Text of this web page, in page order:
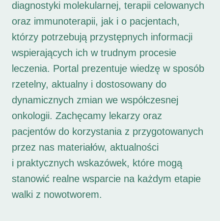
diagnostyki molekularnej, terapii celowanych
oraz immunoterapii, jak i o pacjentach,
którzy potrzebują przystępnych informacji
wspierających ich w trudnym procesie
leczenia. Portal prezentuje wiedzę w sposób
rzetelny, aktualny i dostosowany do
dynamicznych zmian we współczesnej
onkologii. Zachęcamy lekarzy oraz
pacjentów do korzystania z przygotowanych
przez nas materiałów, aktualności
i praktycznych wskazówek, które mogą
stanowić realne wsparcie na każdym etapie
walki z nowotworem.